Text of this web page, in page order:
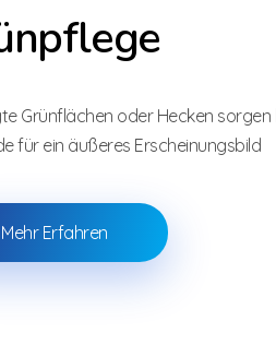
Grünflächen oder Hecken
für ein äußeres Erscheinungsbild
Mehr Erfahren